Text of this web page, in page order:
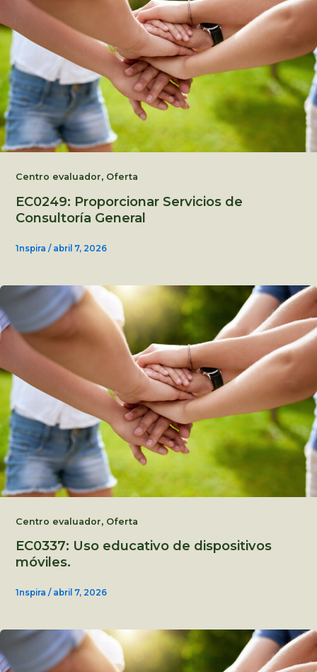
Centro evaluador, Oferta
EC0249: Proporcionar Servicios de
Consultoría General
1nspira / abril 7, 2026
Centro evaluador, Oferta
EC0337: Uso educativo de dispositivos
móviles.
1nspira / abril 7, 2026